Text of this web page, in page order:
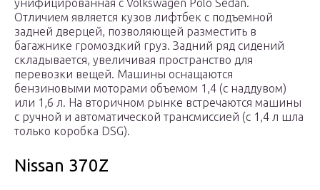
унифицированная с Volkswagen Polo Sedan.
Отличием является кузов лифтбек с подъемной
задней дверцей, позволяющей разместить в
багажнике громоздкий груз. Задний ряд сидений
складывается, увеличивая пространство для
перевозки вещей. Машины оснащаются
бензиновыми моторами объемом 1,4 (с наддувом)
или 1,6 л. На вторичном рынке встречаются машины
с ручной и автоматической трансмиссией (с 1,4 л шла
только коробка DSG).
Nissan 370Z